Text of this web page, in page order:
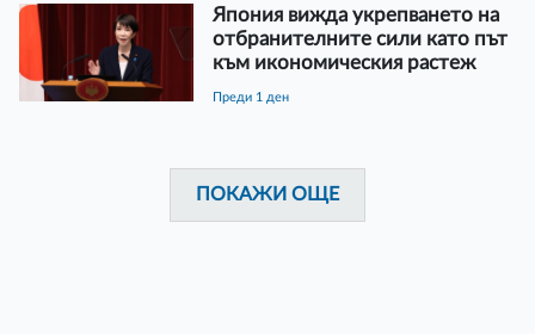
Япония вижда укрепването на
отбранителните сили като път
към икономическия растеж
преди 1 ден
ПОКАЖИ ОЩЕ